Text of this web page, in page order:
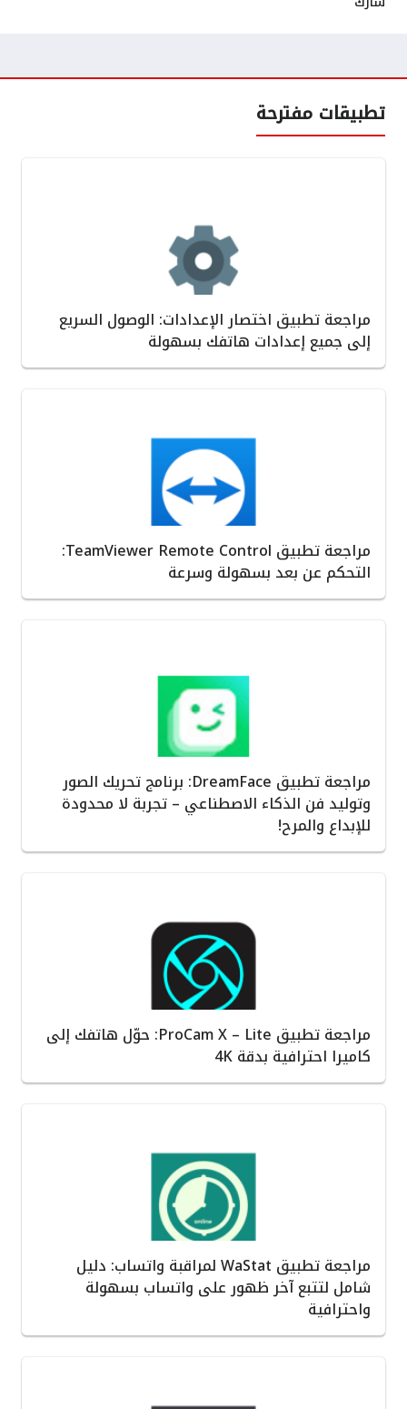
تطبيقات مفترحة
مراجعة تطبيق اختصار الإعدادات: الوصول السريع
إلى جميع إعدادات هاتفك بسهولة
مراجعة تطبيق TeamViewer Remote Control:
التحكم عن بعد بسهولة وسرعة
مراجعة تطبيق DreamFace: برنامج تحريك الصور
وتوليد فن الذكاء الاصطناعي – تجربة لا محدودة
للإبداع والمرح!
مراجعة تطبيق ProCam X – Lite: حوّل هاتفك إلى
كاميرا احترافية بدقة 4K
مراجعة تطبيق WaStat لمراقبة واتساب: دليل
شامل لتتبع آخر ظهور على واتساب بسهولة
واحترافية